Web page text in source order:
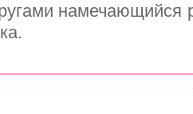
намечающийся